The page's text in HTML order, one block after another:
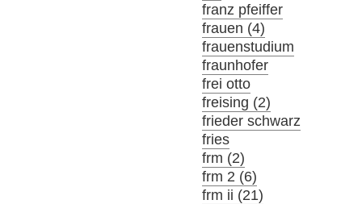
franz pfeiffer
frauen (4)
frauenstudium
fraunhofer
frei otto
freising (2)
frieder schwarz
fries
frm (2)
frm 2 (6)
frm ii (21)